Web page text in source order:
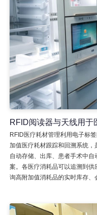
RFID阅读器与天线用于
RFID医疗耗材管理利用电子标
加值医疗耗材跟踪和回溯系统
自动存储、出库、患者手术中
案。各医疗消耗品可以追溯到
询高附加值消耗品的实时库存、